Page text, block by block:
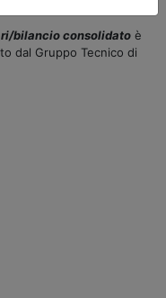
bilancio consolidato è
dal Gruppo Tecnico di